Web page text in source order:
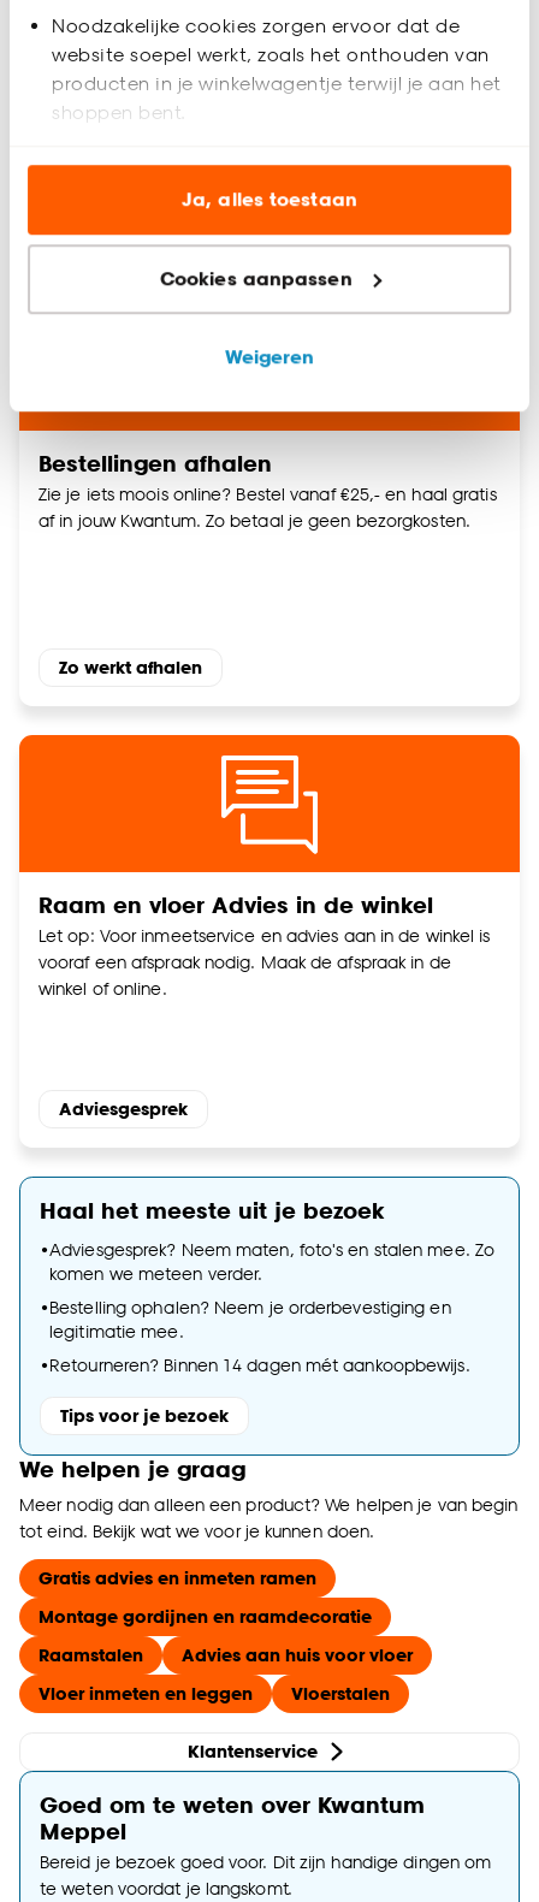
Noodzakelijke cookies zorgen ervoor dat de
website soepel werkt, zoals het onthouden van
producten in je winkelwagentje terwijl je aan het
shoppen bent.
Analytische cookies (optioneel) helpen ons de
website te verbeteren voor jou en al onze andere
Marketing cookies (optioneel) laten jou
relevante informatie en aanbiedingen zien op
advertenties en communicatie.
Klik op ‘Ja, alles toestaan’ om gebruik te maken
van alle cookies, of klik op ‘weigeren’ om alleen de
noodzakelijke cookies te accepteren. Je kunt er ook
voor kiezen om bepaalde cookies wel of niet te
kan aanpassen, bekijk hiervoor onze
Ja, alles toestaan
Cookies aanpassen
Weigeren
Pakketten terugbrengen
Je kan online bestelling die je hebt afgehaald
terugbrengen bij dezelfde winkel.
Bestellingen afhalen
Zie je iets moois online? Bestel vanaf €25,- en haal gratis
af in jouw Kwantum. Zo betaal je geen bezorgkosten.
Zo werkt afhalen
Raam en vloer Advies in de winkel
Let op: Voor inmeetservice en advies aan in de winkel is
vooraf een afspraak nodig. Maak de afspraak in de
winkel of online.
Adviesgesprek
Haal het meeste uit je bezoek
•Adviesgesprek? Neem maten, foto's en stalen mee. Zo
komen we meteen verder.
•Bestelling ophalen? Neem je orderbevestiging en
legitimatie mee.
•Retourneren? Binnen 14 dagen mét aankoopbewijs.
Tips voor je bezoek
We helpen je graag
Meer nodig dan alleen een product? We helpen je van begin
tot eind. Bekijk wat we voor je kunnen doen.
Gratis advies en inmeten ramen
Montage gordijnen en raamdecoratie
Raamstalen
Advies aan huis voor vloer
Vloer inmeten en leggen
Vloerstalen
Klantenservice
Goed om te weten over Kwantum
Meppel
Bereid je bezoek goed voor. Dit zijn handige dingen om
te weten voordat je langskomt.